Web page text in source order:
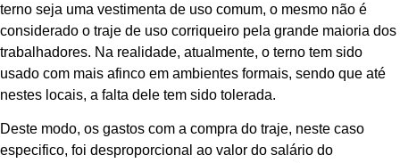
terno seja uma vestimenta de uso comum, o mesmo não é
considerado o traje de uso corriqueiro pela grande maioria dos
trabalhadores. Na realidade, atualmente, o terno tem sido
usado com mais afinco em ambientes formais, sendo que até
nestes locais, a falta dele tem sido tolerada.
Deste modo, os gastos com a compra do traje, neste caso
especifico, foi desproporcional ao valor do salário do